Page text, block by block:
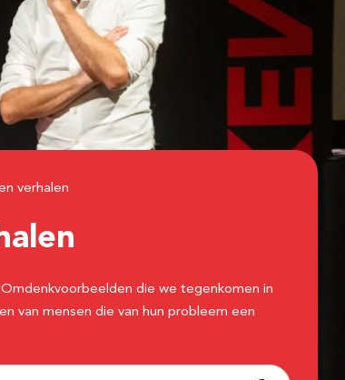
verhalen
die we tegenkomen in
van mensen die van hun probleem een